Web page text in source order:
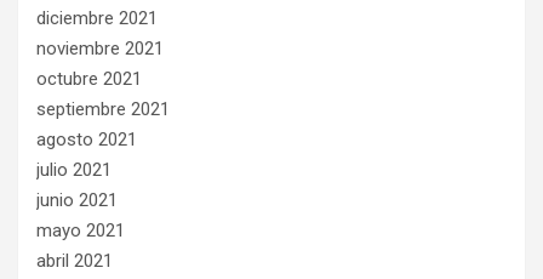
diciembre 2021
noviembre 2021
octubre 2021
septiembre 2021
agosto 2021
julio 2021
junio 2021
mayo 2021
abril 2021